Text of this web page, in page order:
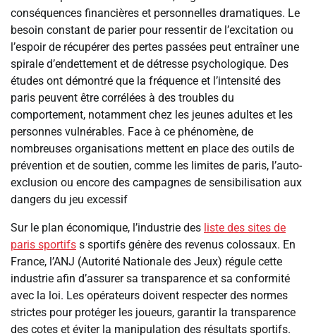
conséquences financières et personnelles dramatiques. Le
besoin constant de parier pour ressentir de l’excitation ou
l’espoir de récupérer des pertes passées peut entraîner une
spirale d’endettement et de détresse psychologique. Des
études ont démontré que la fréquence et l’intensité des
paris peuvent être corrélées à des troubles du
comportement, notamment chez les jeunes adultes et les
personnes vulnérables. Face à ce phénomène, de
nombreuses organisations mettent en place des outils de
prévention et de soutien, comme les limites de paris, l’auto-
exclusion ou encore des campagnes de sensibilisation aux
dangers du jeu excessif
Sur le plan économique, l’industrie des liste des sites de
paris sportifs s sportifs génère des revenus colossaux. En
France, l’ANJ (Autorité Nationale des Jeux) régule cette
industrie afin d’assurer sa transparence et sa conformité
avec la loi. Les opérateurs doivent respecter des normes
strictes pour protéger les joueurs, garantir la transparence
des cotes et éviter la manipulation des résultats sportifs.